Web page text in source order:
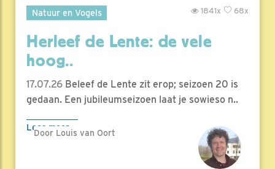
Natuur en Vogels 68x
1841x
Herleef de Lente: de vele
hoog..
17.07.26 Beleef de Lente zit erop; seizoen 20 is
gedaan. Een jubileumseizoen laat je sowieso n..
Lees meer
Door Louis van Oort